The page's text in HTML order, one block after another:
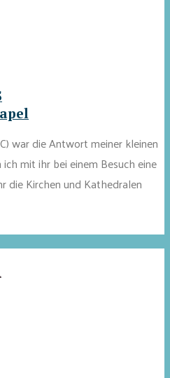
war die Antwort meiner kleinen
mit ihr bei einem Besuch eine
Kirchen und Kathedralen